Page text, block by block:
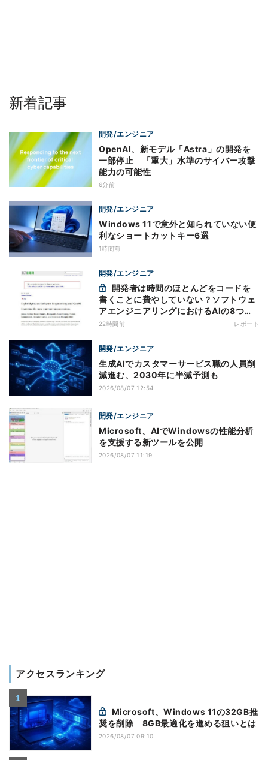
新着記事
開発/エンジニア
OpenAI、新モデル「Astra」の開発を
一部停止 「重大」水準のサイバー攻撃
能力の可能性
6分前
開発/エンジニア
Windows 11で意外と知られていない便
利なショートカットキー6選
1時間前
開発/エンジニア
書くことに費やしていない？ソフトウェ
アエンジニアリングにおけるAIの8つの
神話への賛否
22時間前 レポート
開発/エンジニア
生成AIでカスタマーサービス職の人員削
減進む、2030年に半減予測も
2026/08/07 12:54
開発/エンジニア
Microsoft、AIでWindowsの性能分析
を支援する新ツールを公開
2026/08/07 11:19
アクセスランキング
奨を削除 8GB最適化を進める狙いとは
2026/08/07 09:10